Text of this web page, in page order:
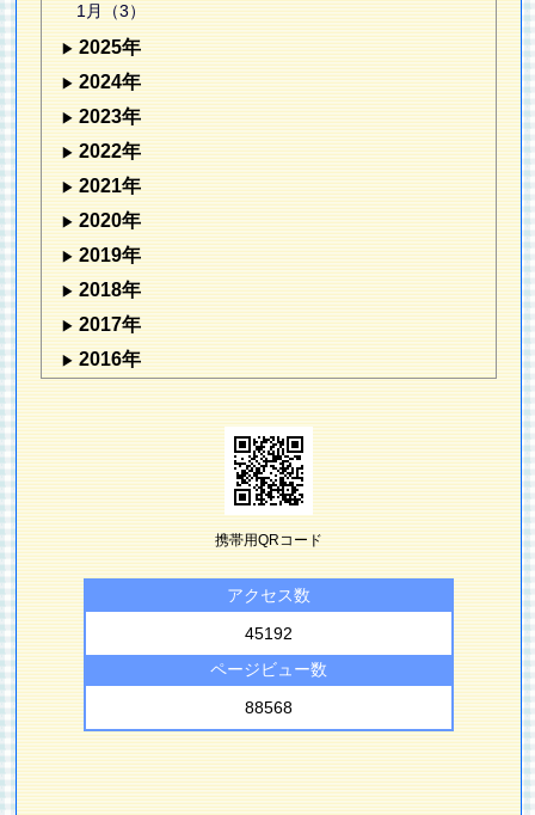
1月（3）
2025年
2024年
2023年
2022年
2021年
2020年
2019年
2018年
2017年
2016年
携帯用QRコード
アクセス数
45192
ページビュー数
88568